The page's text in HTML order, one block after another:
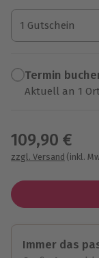
1 Gutschein
1 Gutschein
1 Gutschein
Termin
Aktuell an 1
109,90 €
zzgl. Versand (inkl.
Immer das